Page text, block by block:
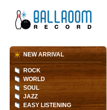
NEW ARRIVAL
ROCK
WORLD
SOUL
JAZZ
EASY LISTENING